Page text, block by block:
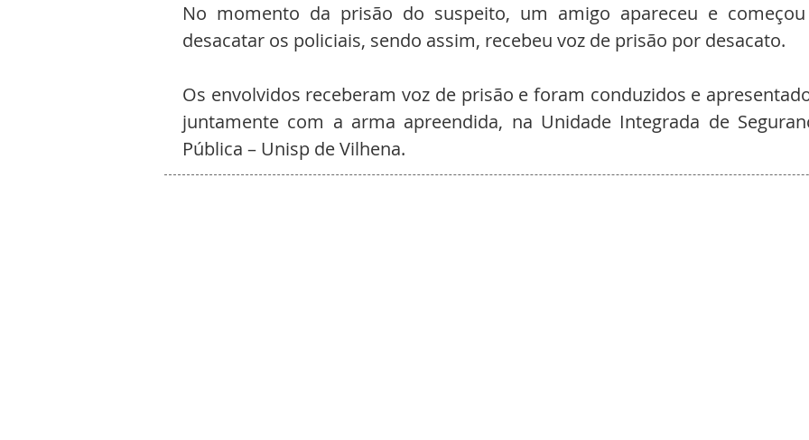
No momento da prisão do suspeito, um amigo apareceu e
desacatar os policiais, sendo assim, recebeu voz de prisão por desacato.
Os envolvidos receberam voz de prisão e foram conduzidos e
juntamente com a arma apreendida, na Unidade Integrada de
Pública – Unisp de Vilhena.